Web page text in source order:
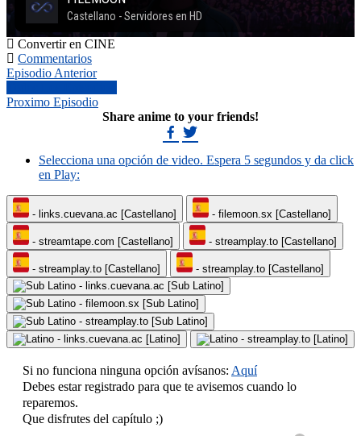
Convertir en CINE
Commentarios
Episodio Anterior
Proximo Episodio
Share anime to your friends!
Selecciona una opción de video. Espera 5 segundos y da click
en Play:
- links.cuevana.ac [Castellano] - filemoon.sx [Castellano]
- streamtape.com [Castellano] - streamplay.to [Castellano]
- streamplay.to [Castellano]
- streamplay.to [Castellano]
- links.cuevana.ac [Sub Latino]
- filemoon.sx [Sub Latino]
- streamplay.to [Sub Latino]
- links.cuevana.ac [Latino]
- streamplay.to [Latino]
Si no funciona ninguna opción avísanos: Aquí
Debes estar registrado para que te avisemos cuando lo
reparemos.
Que disfrutes del capítulo ;)